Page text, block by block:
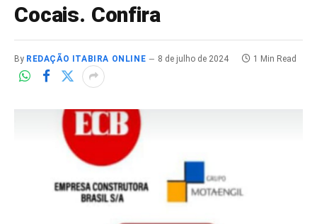
Cocais. Confira
By REDAÇÃO ITABIRA ONLINE 8 de julho de 2024 1 Min Read